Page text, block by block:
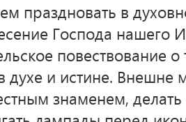
праздновать в
Господа нашего
повествование
духе и истине.
знаменем,